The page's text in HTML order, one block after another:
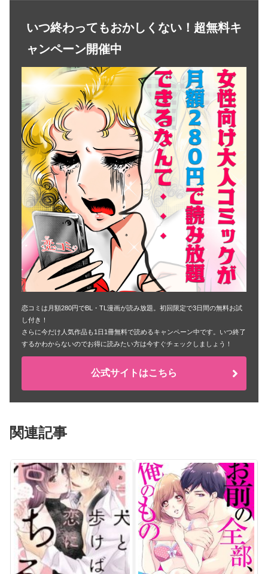
いつ終わってもおかしくない！超無料キ
ャンペーン開催中
恋コミは月額280円でBL・TL漫画が読み放題。初回限定で3日間の無料お試
し付き！
さらに今だけ人気作品も1日1冊無料で読めるキャンペーン中です。いつ終了
するかわからないのでお得に読みたい方は今すぐチェックしましょう！
公式サイトはこちら
関連記事